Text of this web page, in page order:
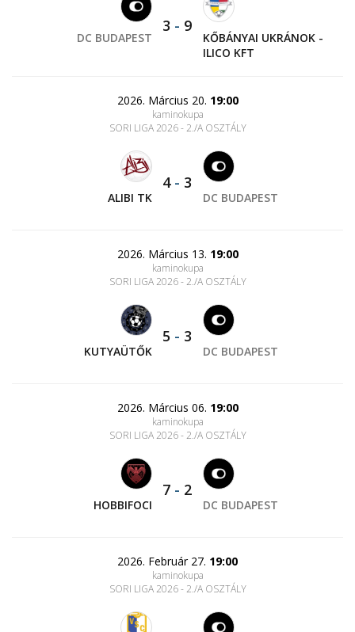
DC BUDAPEST
3 - 9
KŐBÁNYAI UKRÁNOK -
ILICO KFT
2026. Március 20. 19:00
kaminokupa
SORI LIGA 2026 - 2./A OSZTÁLY
ALIBI TK
4- 3
DC BUDAPEST
2026. Március 13. 19:00
kaminokupa
SORI LIGA 2026 - 2./A OSZTÁLY
KUTYAÜTŐK
5 - 3
DC BUDAPEST
2026. Március 06. 19:00
kaminokupa
SORI LIGA 2026 - 2./A OSZTÁLY
HOBBIFOCI
7 - 2
DC BUDAPEST
2026. Február 27. 19:00
kaminokupa
SORI LIGA 2026 - 2./A OSZTÁLY